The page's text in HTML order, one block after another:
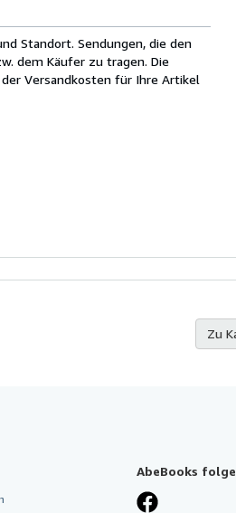
Standort. Sendungen, die den
dem Käufer zu tragen. Die
Versandkosten für Ihre Artikel
Zu
AbeBooks